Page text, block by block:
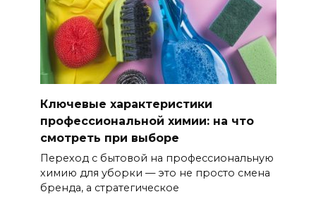
Ключевые характеристики
профессиональной химии: на что
смотреть при выборе
Переход с бытовой на профессиональную
химию для уборки — это не просто смена
бренда, а стратегическое